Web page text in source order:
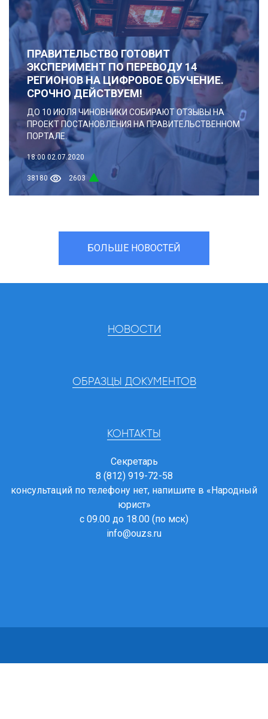
ПРАВИТЕЛЬСТВО ГОТОВИТ
ЭКСПЕРИМЕНТ ПО ПЕРЕВОДУ 14
РЕГИОНОВ НА ЦИФРОВОЕ ОБУЧЕНИЕ.
СРОЧНО ДЕЙСТВУЕМ!
ДО 10 ИЮЛЯ ЧИНОВНИКИ СОБИРАЮТ ОТЗЫВЫ НА
ПРОЕКТ ПОСТАНОВЛЕНИЯ НА ПРАВИТЕЛЬСТВЕННОМ
ПОРТАЛЕ.
18:00 02.07.2020
38180 2603
БОЛЬШЕ НОВОСТЕЙ
НОВОСТИ
ОБРАЗЦЫ ДОКУМЕНТОВ
КОНТАКТЫ
Секретарь
8 (812) 919-72-58
консультаций по телефону нет, напишите в «Народный
юрист»
с 09.00 до 18.00 (по мск)
info@ouzs.ru